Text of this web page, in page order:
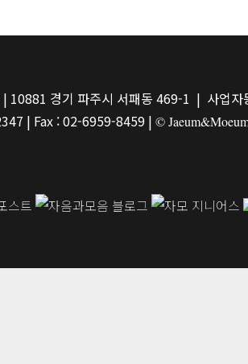
| 10881 경기 파주시 서패동 469-1 | 사업
| Fax : 02-6959-8459 | ©